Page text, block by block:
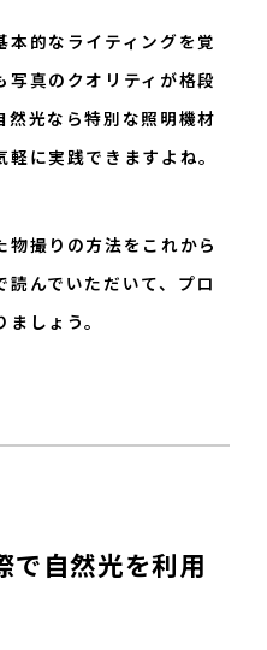
本的なライティングを覚
写真のクオリティが格段
然光なら特別な照明機材
に実践できますよね。
撮りの方法をこれから
んでいただいて、プロ
しょう。
で自然光を利用